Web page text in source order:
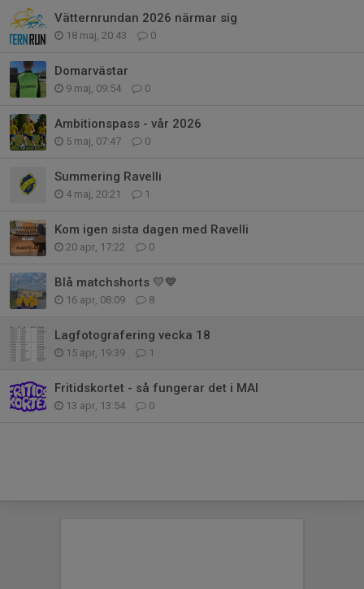
Vätternrundan 2026 närmar sig
18 maj, 20:43 0
Domarvästar
9 maj, 09:54 0
Ambitionspass - vår 2026
5 maj, 07:47 0
Summering Ravelli
4 maj, 20:21 1
Kom igen sista dagen med Ravelli
20 apr, 17:22 0
Blå matchshorts 💛💙
16 apr, 08:09 8
Lagfotografering vecka 18
15 apr, 19:39 1
Fritidskortet - så fungerar det i MAI
13 apr, 13:54 0